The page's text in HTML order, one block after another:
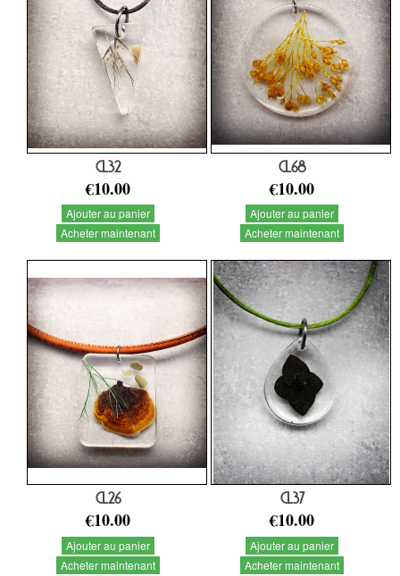
CL32
€10.00
Ajouter au panier
Acheter maintenant
CL68
€10.00
Ajouter au panier
Acheter maintenant
CL26
€10.00
Ajouter au panier
Acheter maintenant
CL37
€10.00
Ajouter au panier
Acheter maintenant